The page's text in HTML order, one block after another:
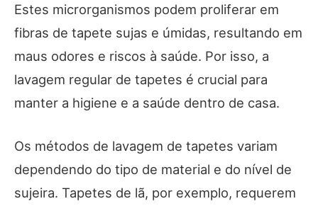
Estes microrganismos podem proliferar em
fibras de tapete sujas e úmidas, resultando em
maus odores e riscos à saúde. Por isso, a
lavagem regular de tapetes é crucial para
manter a higiene e a saúde dentro de casa.
Os métodos de lavagem de tapetes variam
dependendo do tipo de material e do nível de
sujeira. Tapetes de lã, por exemplo, requerem